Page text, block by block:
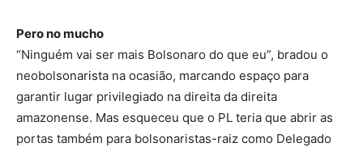
Pero no mucho
“Ninguém vai ser mais Bolsonaro do que eu”, bradou o
neobolsonarista na ocasião, marcando espaço para
garantir lugar privilegiado na direita da direita
amazonense. Mas esqueceu que o PL teria que abrir as
portas também para bolsonaristas-raiz como Delegado